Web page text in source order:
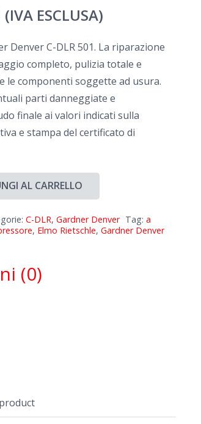
(IVA ESCLUSA)
Denver C-DLR 501. La riparazione
completo, pulizia totale e
le componenti soggette ad usura.
parti danneggiate e
finale ai valori indicati sulla
e stampa del certificato di
AL CARRELLO
C-DLR,Gardner Denver Tag: a
, Elmo Rietschle,Gardner Denver
(0)
product